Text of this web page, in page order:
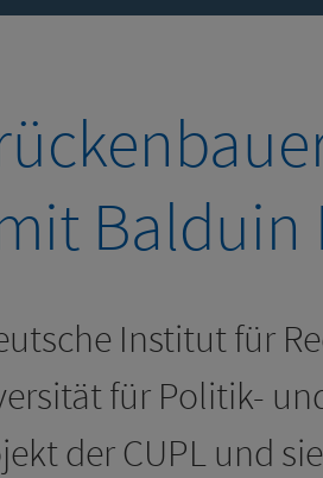
Balduin
Institut für
für Politik-
der CUPL und